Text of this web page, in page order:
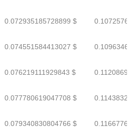
0.072935185728899 $
0.074551584413027 $
0.076219111929843 $
0.077780619047708 $
0.079340830804766 $